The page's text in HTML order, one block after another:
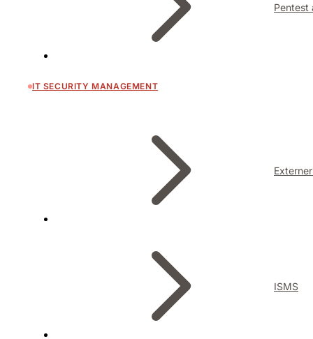
Pentest
IT SECURITY MANAGEMENT
ISMS